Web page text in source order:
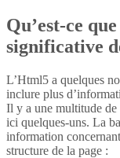
Qu’est-ce
significative
L’Html5 a quelques
inclure plus
Il y a une multitude de
ici quelques-uns. La
information
structure de la page :